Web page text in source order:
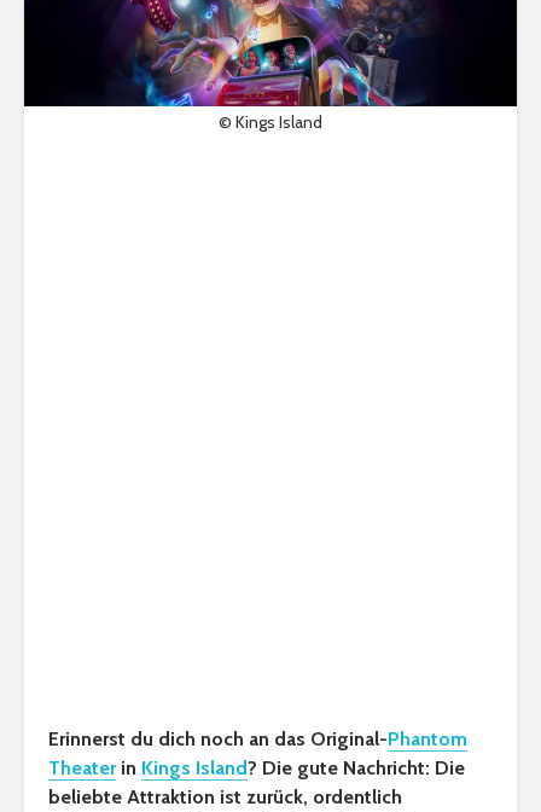
© Kings Island
Erinnerst du dich noch an das Original-Phantom
Theaterin Kings Island? Die gute Nachricht: Die
beliebte Attraktion ist zurück, ordentlich